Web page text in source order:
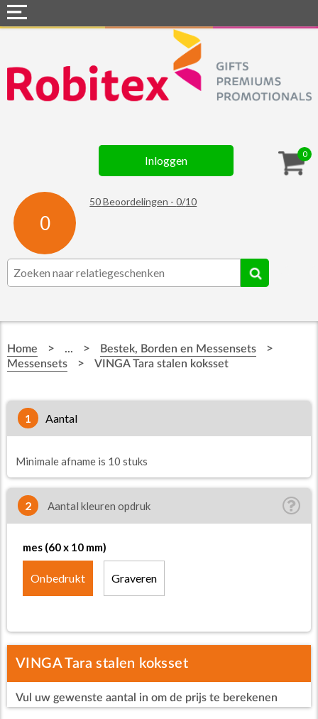
0
Inloggen
0
50Beoordelingen -0/10
Webshops
Snel naar »
Assortiment
Contact
☆ Prijsknallers ☆
Home > ... > Bestek, Borden en Messensets >
Messensets > VINGA Tara stalen koksset
1 aantal
Minimale afname is 10 stuks
2 Aantal kleuren opdruk
mes (60 x 10 mm)
Onbedrukt Graveren
VINGA Tara stalen koksset
Vul uw gewenste aantal in om de prijs te berekenen